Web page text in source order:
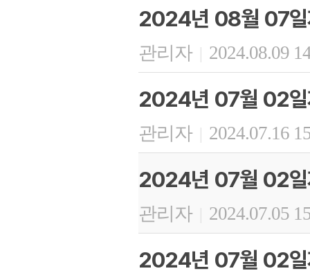
2024년 08월 07일
관리자 | 2024.08.09
2024년 07월 02일
관리자 | 2024.07.16
2024년 07월 02일
관리자 | 2024.07.05
2024년 07월 02일